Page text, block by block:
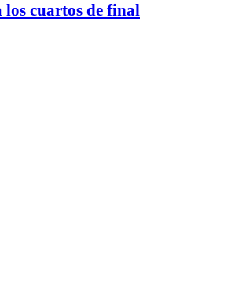
los cuartos de final